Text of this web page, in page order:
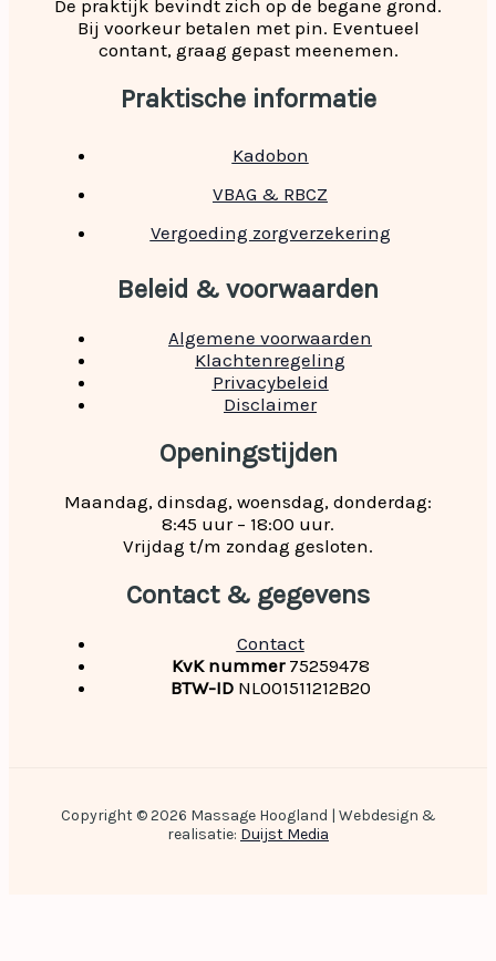
De praktijk bevindt zich op de begane grond.
Bij voorkeur betalen met pin. Eventueel
contant, graag gepast meenemen.
Praktische informatie
Kadobon
VBAG & RBCZ
Vergoeding zorgverzekering
Beleid & voorwaarden
Algemene voorwaarden
Klachtenregeling
Privacybeleid
Disclaimer
Openingstijden
Maandag, dinsdag, woensdag, donderdag:
8:45 uur – 18:00 uur.
Vrijdag t/m zondag gesloten.
Contact & gegevens
Contact
KvK nummer75259478
BTW-IDNL001511212B20
Copyright © 2026 Massage Hoogland | Webdesign &
realisatie: Duijst Media